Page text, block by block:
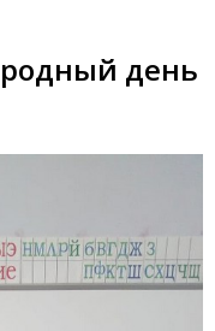
день